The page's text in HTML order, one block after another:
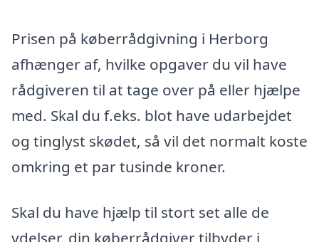
Prisen på køberrådgivning i Herborg
afhænger af, hvilke opgaver du vil have
rådgiveren til at tage over på eller hjælpe
med. Skal du f.eks. blot have udarbejdet
og tinglyst skødet, så vil det normalt koste
omkring et par tusinde kroner.
Skal du have hjælp til stort set alle de
ydelser, din køberrådgiver tilbyder i